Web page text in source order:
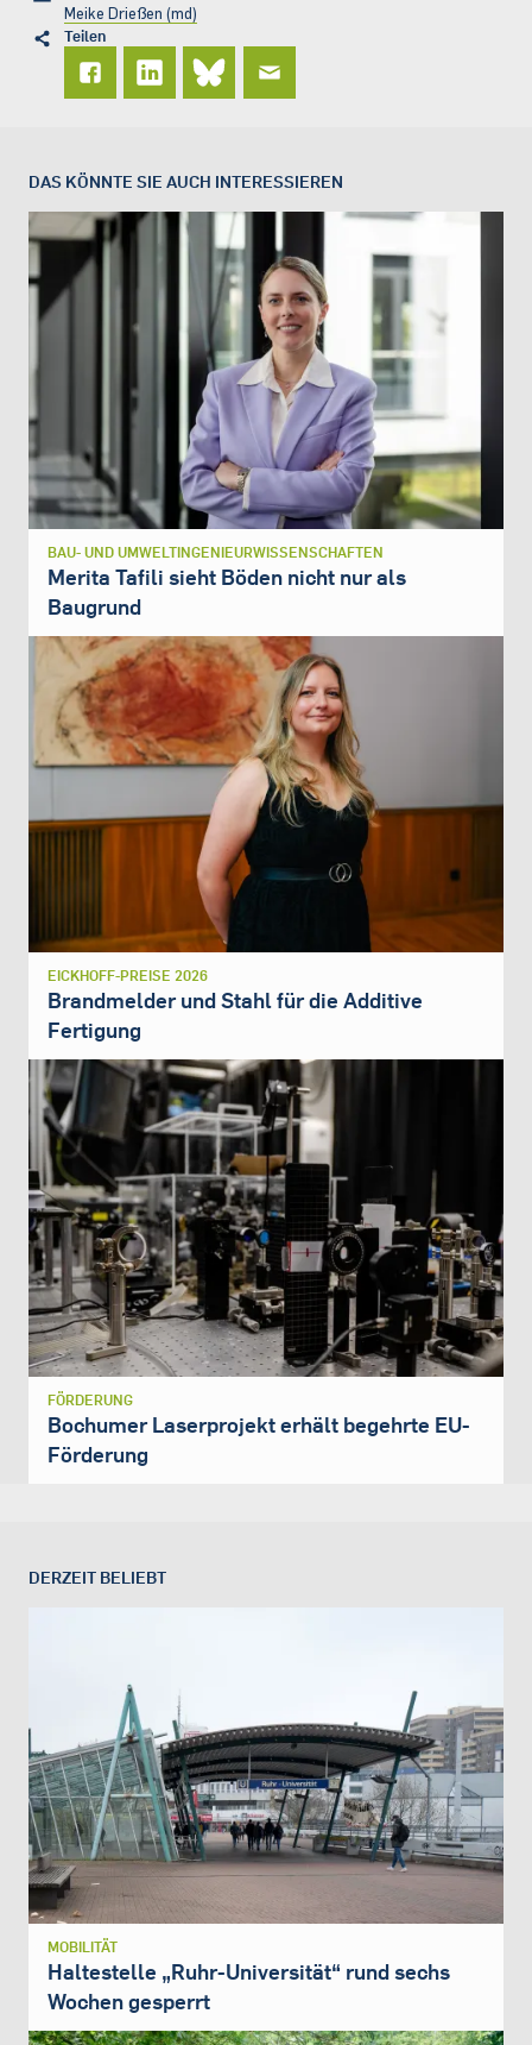
Meike Drießen (md)
Teilen
DAS KÖNNTE SIE AUCH INTERESSIEREN
BAU- UND UMWELTINGENIEURWISSENSCHAFTEN
Merita Tafili sieht Böden nicht nur als
Baugrund
EICKHOFF-PREISE 2026
Brandmelder und Stahl für die Additive
Fertigung
FÖRDERUNG
Bochumer Laserprojekt erhält begehrte EU-
Förderung
DERZEIT BELIEBT
MOBILITÄT
Haltestelle „Ruhr-Universität“ rund sechs
Wochen gesperrt